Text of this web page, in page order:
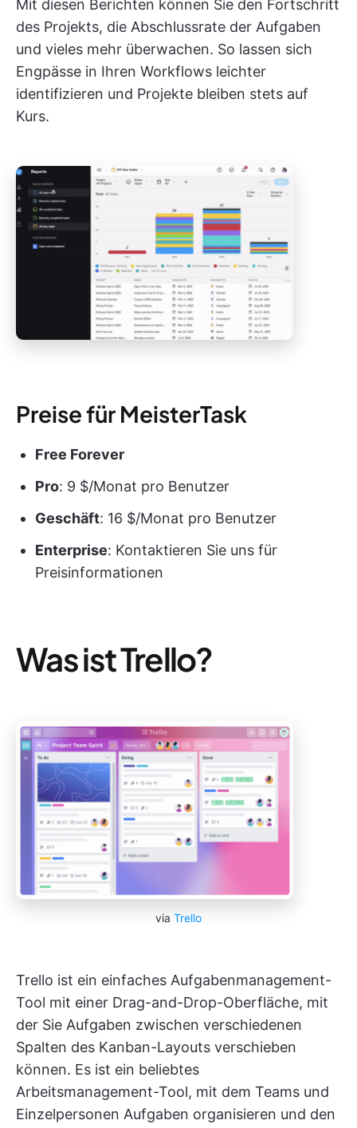
Mit diesen Berichten können Sie den Fortschritt
des Projekts, die Abschlussrate der Aufgaben
und vieles mehr überwachen. So lassen sich
Engpässe in Ihren Workflows leichter
identifizieren und Projekte bleiben stets auf
Kurs.
Preise für MeisterTask
Free Forever
Pro: 9 $/Monat pro Benutzer
Geschäft: 16 $/Monat pro Benutzer
Enterprise: Kontaktieren Sie uns für
Preisinformationen
Was ist Trello?
via Trello
Trello ist ein einfaches Aufgabenmanagement-
Tool mit einer Drag-and-Drop-Oberfläche, mit
der Sie Aufgaben zwischen verschiedenen
Spalten des Kanban-Layouts verschieben
können. Es ist ein beliebtes
Arbeitsmanagement-Tool, mit dem Teams und
Einzelpersonen Aufgaben organisieren und den